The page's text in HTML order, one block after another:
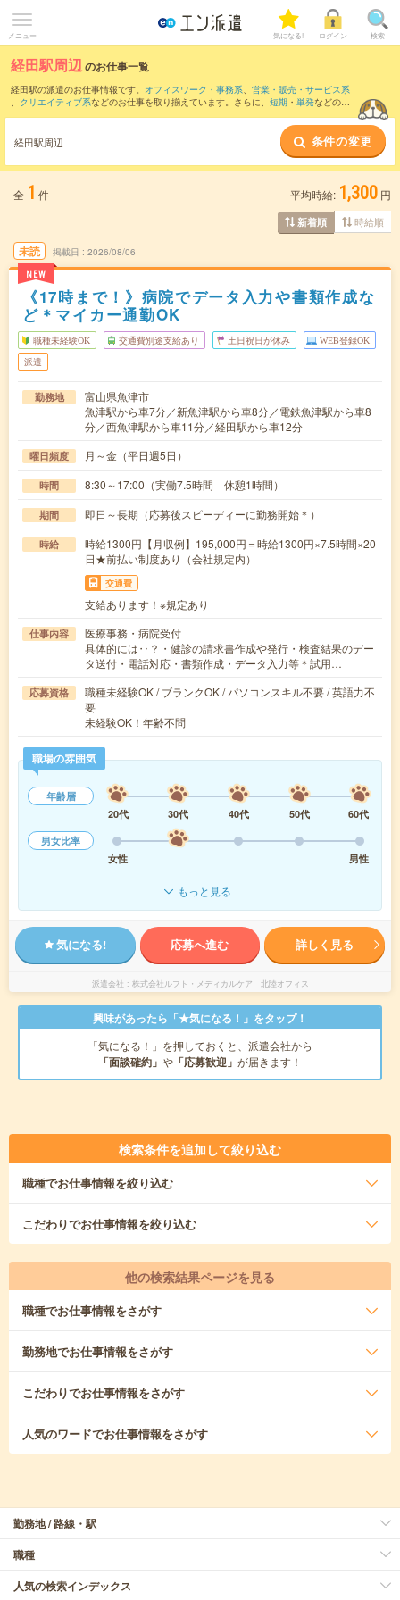
メニュー 気になる! ログイン 検索
経田駅周辺のお仕事一覧
経田駅の派遣のお仕事情報です。 オフィスワーク・事務系、 営業・販売・サービス系
、 クリエイティブ系などのお仕事を取り揃えています。さらに、 短期 ・ 単発などの期
また、滑川駅
など近隣駅のお仕事もご確認いた
だけます。
経田駅周辺 条件の変更
全 1 件 平均時給: 1,300 円
新着順 時給順
未読
NEW
掲載日 2026/08/06
《17時まで！》病院でデータ入力や書類作成な
ど＊マイカー通勤OK
職種未経験OK 交通費別途支給あり 土日祝日が休み WEB登録OK
派遣
勤務地
富山県魚津市
魚津駅から車7分／新魚津駅から車8分／電鉄魚津駅から車8
分／西魚津駅から車11分／経田駅から車12分
曜日頻度 月～金（平日週5日）
時間 8:30～17:00（実働7.5時間 休憩1時間）
期間 即日～長期（応募後スピーディーに勤務開始＊）
時給
時給1300円【月収例】195,000円＝時給1300円×7.5時間×20
日★前払い制度あり（会社規定内）
交通費
支給あります！※規定あり
仕事内容
医療事務・病院受付
具体的には‥？・健診の請求書作成や発行・検査結果のデー
タ送付・電話対応・書類作成・データ入力等＊試用…
応募資格
職種未経験OK / ブランクOK / パソコンスキル不要 / 英語力不
要
未経験OK！年齢不問
職場の雰囲気
年齢層
20代
30代 40代 50代
60代
男女比率
女性
男性
もっと見る
気になる! 応募へ進む 詳しく見る
派遣会社 株式会社ルフト・メディカルケア 北陸オフィス
興味があったら「★気になる！」をタップ！
「気になる！」を押しておくと、派遣会社から
「面談確約」 や 「応募歓迎」 が届きます！
検索条件を追加して絞り込む
職種でお仕事情報を絞り込む
こだわりでお仕事情報を絞り込む
他の検索結果ページを見る
職種でお仕事情報をさがす
勤務地でお仕事情報をさがす
こだわりでお仕事情報をさがす
人気のワードでお仕事情報をさがす
勤務地 / 路線・駅
職種
人気の検索インデックス